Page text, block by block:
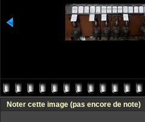
Noter cette image (pas encore de note)